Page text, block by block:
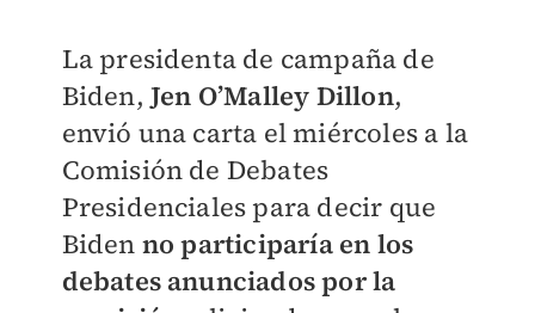
La presidenta de campaña de
Biden, Jen O’Malley Dillon,
envió una carta el miércoles a la
Comisión de Debates
Presidenciales para decir que
Biden no participaría en los
debates anunciados por la